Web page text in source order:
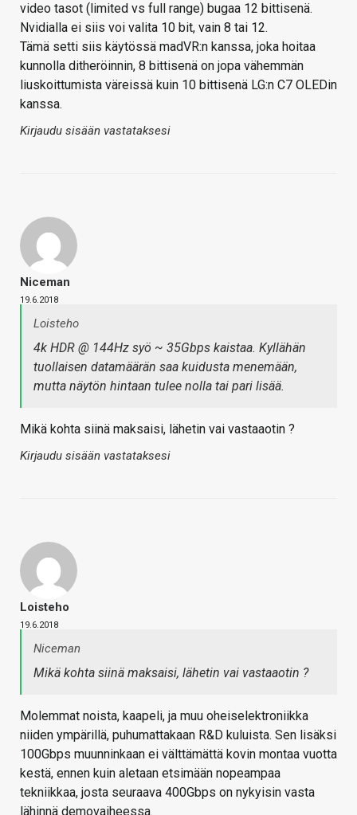
video tasot (limited vs full range) bugaa 12 bittisenä.
Nvidialla ei siis voi valita 10 bit, vain 8 tai 12.
Tämä setti siis käytössä madVR:n kanssa, joka hoitaa
kunnolla ditheröinnin, 8 bittisenä on jopa vähemmän
liuskoittumista väreissä kuin 10 bittisenä LG:n C7 OLEDin
kanssa.
Kirjaudu sisään vastataksesi
Niceman
19.6.2018
Loisteho
4k HDR @ 144Hz syö ~ 35Gbps kaistaa. Kyllähän
tuollaisen datamäärän saa kuidusta menemään,
mutta näytön hintaan tulee nolla tai pari lisää.
Mikä kohta siinä maksaisi, lähetin vai vastaaotin ?
Kirjaudu sisään vastataksesi
Loisteho
19.6.2018
Niceman
Mikä kohta siinä maksaisi, lähetin vai vastaaotin ?
Molemmat noista, kaapeli, ja muu oheiselektroniikka
niiden ympärillä, puhumattakaan R&D kuluista. Sen lisäksi
100Gbps muunninkaan ei välttämättä kovin montaa vuotta
kestä, ennen kuin aletaan etsimään nopeampaa
tekniikkaa, josta seuraava 400Gbps on nykyisin vasta
lähinnä demovaiheessa.